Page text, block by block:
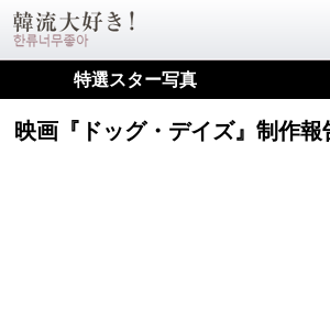
特選スター写真
映画『ドッグ・デイズ』制作報